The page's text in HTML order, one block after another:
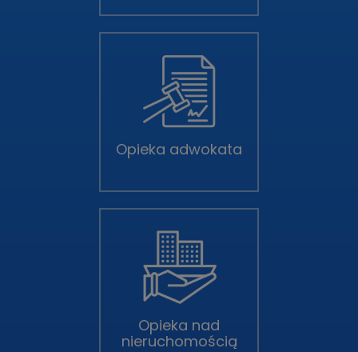
Opieka adwokata
Opieka nad
nieruchomością